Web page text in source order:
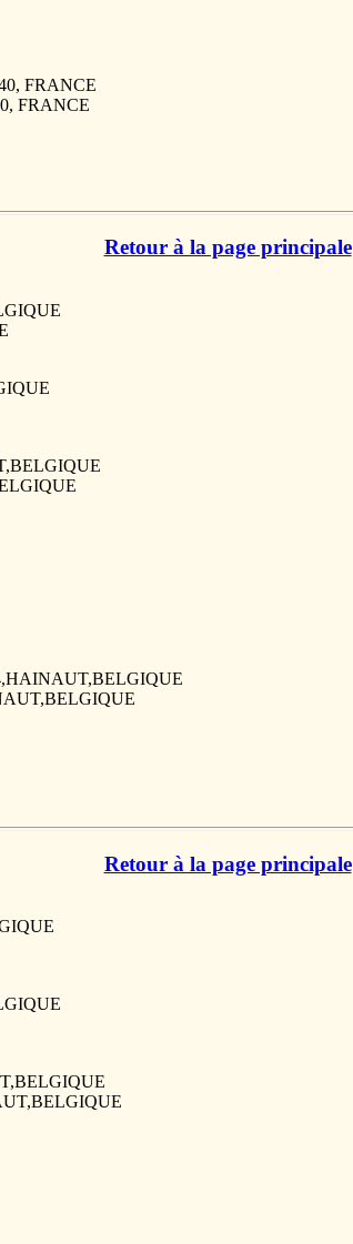
FRANCE
FRANCE
Retour à la page principale
Retour à la page principale